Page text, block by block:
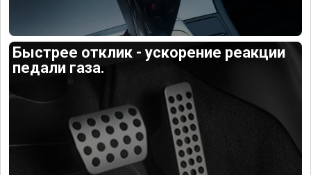
Быстрее отклик - ускорение реакции
педали газа.